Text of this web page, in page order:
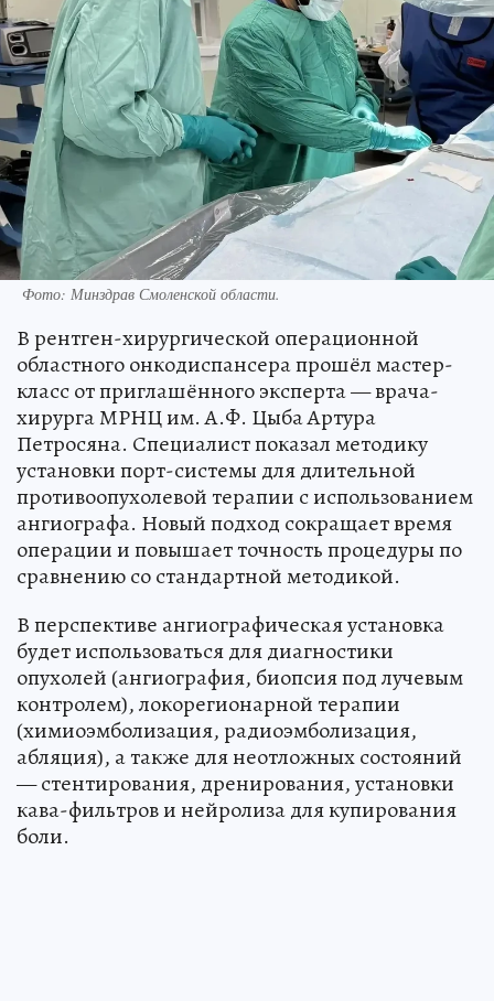
Фото: Минздрав Смоленской области.
В рентген-хирургической операционной
областного онкодиспансера прошёл мастер-
класс от приглашённого эксперта — врача-
хирурга МРНЦ им. А.Ф. Цыба Артура
Петросяна. Специалист показал методику
установки порт-системы для длительной
противоопухолевой терапии с использованием
ангиографа. Новый подход сокращает время
операции и повышает точность процедуры по
сравнению со стандартной методикой.
В перспективе ангиографическая установка
будет использоваться для диагностики
опухолей (ангиография, биопсия под лучевым
контролем), локорегионарной терапии
(химиоэмболизация, радиоэмболизация,
абляция), а также для неотложных состояний
— стентирования, дренирования, установки
кава-фильтров и нейролиза для купирования
боли.